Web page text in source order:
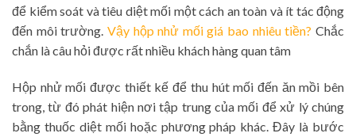
để kiểm soát và tiêu diệt mối một cách an toàn và ít tác động
đến môi trường. Vậy hộp nhử mối giá bao nhiêu tiền? Chắc
chắn là câu hỏi được rất nhiều khách hàng quan tâm
Hộp nhử mối được thiết kế để thu hút mối đến ăn mồi bên
trong, từ đó phát hiện nơi tập trung của mối để xử lý chúng
bằng thuốc diệt mối hoặc phương pháp khác. Đây là bước